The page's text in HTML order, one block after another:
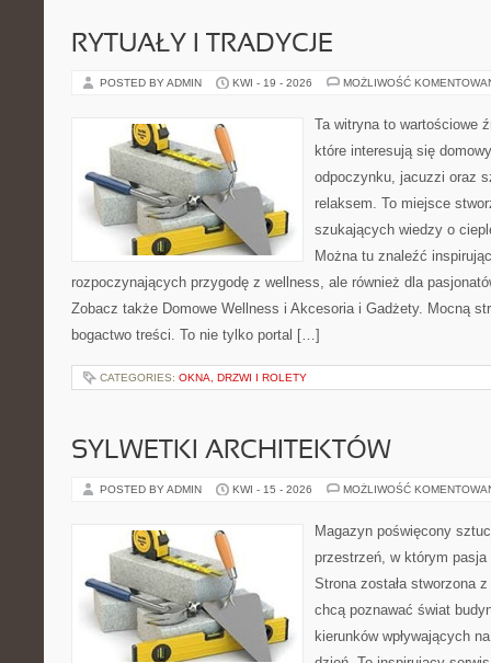
RYTUAŁY I TRADYCJE
POSTED BY ADMIN KWI - 19 - 2026 MOŻLIWOŚĆ
Ta witryna to wartościowe
które interesują się
odpoczynku, jacuzzi oraz
relaksem. To miejsce
szukających wiedzy o
Można tu znaleźć
rozpoczynających przygodę z wellness, ale również dla
Zobacz także Domowe Wellness i Akcesoria i Gadżety. Mocną
bogactwo treści. To nie tylko portal […]
CATEGORIES: OKNA, DRZWI I ROLETY
SYLWETKI ARCHITEKTÓW
POSTED BY ADMIN KWI - 15 - 2026 MOŻLIWOŚĆ
Magazyn poświęcony
przestrzeń, w którym
Strona została stworzona
chcą poznawać świat
kierunków wpływających